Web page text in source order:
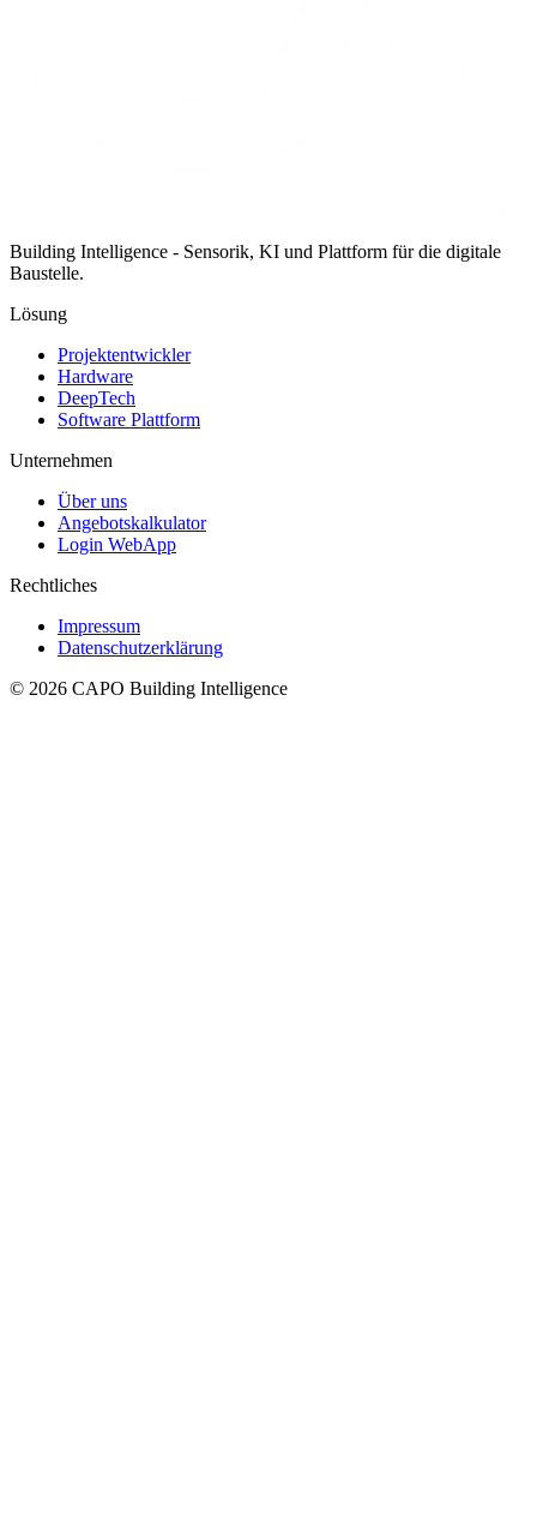
Building Intelligence - Sensorik, KI und Plattform für die digitale
Baustelle.
Lösung
Projektentwickler
Hardware
DeepTech
Software Plattform
Unternehmen
Über uns
Angebotskalkulator
Login WebApp
Rechtliches
Impressum
Datenschutzerklärung
© 2026 CAPO Building Intelligence